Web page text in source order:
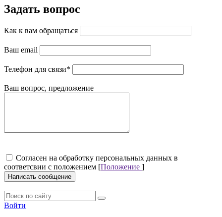
Задать вопрос
Как к вам обращаться
Ваш email
Телефон для связи*
Ваш вопрос, предложение
Cогласен на обработку персональных данных в
соответсвии с положением [Положение ]
Написать сообщение
Войти